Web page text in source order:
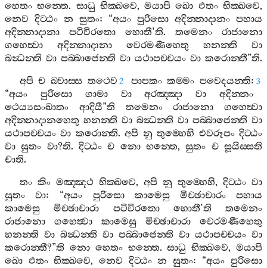
හෙතං භන‍්තෙ. සාධු භික‍්ඛවෙ,මයාපි ඛො එතං භික‍්ඛවෙ,
නෙව දිට‍්ඨං න සුතං: “අයං පුරිසො අදින‍්නාදානං පහාය
අදින‍්නාදානා
පටිවිරතො හොතී’ති. තමෙනං
රාජානො
ගහෙත්‍වා
අදින‍්නාදානා වෙරමණීහෙතු හනන‍්ති
වා
බන්‍ධන‍්ති වා පබ‍්බාජෙන‍්ති වා යථාපච‍්චයං වා කරොන‍්තී”ති.
අපි ච ඛ‍්වාස‍්ස තථෙව 2 පාපකං කම‍්මං පවෙදයන‍්ති: 3
“අයං පුරිසො ගාමා වා අරඤ‍්ඤා වා
අදින‍්නං
ථෙය්‍යසංඛාතං
ආදියී”ති තමෙනං රාජානො
ගහෙත්‍වා
අදින‍්නාදානහෙතු හනන‍්ති වා බන්‍ධන‍්ති වා පබ‍්බාජෙන‍්ති වා
යථාපච‍්චයං වා කරොන‍්ති.අපි නු තුම‍්හෙහි එවරූපං දිට‍්ඨං
වා සුතං වා?ති.දිට‍්ඨං ච නො භන‍්තෙ,සුතං ච සූයිස‍්සති
චාති.
තං කිං මඤ‍්ඤථ භික‍්ඛවෙ, අපි නු තුම‍්හෙහි, දිට‍්ඨං වා
සුතං
වා: “අයං පුරිසො කාමෙසු මිච‍්ඡාචාරං
පහාය
කාමෙසු
මිච‍්ඡාචාරා පටිවිරතො හොතී’ති
තමෙනං
රාජානො
ගහෙත්‍වා කාමෙසු මිච‍්ඡාචාරා
වෙරමණීහෙතු
හනන‍්ති වා බන්‍ධන‍්ති වා පබ‍්බාජෙන‍්ති වා යථාපච‍්චයං වා
කරොන‍්තී?”ති නො හෙතං භන‍්තෙ.සාධු භික‍්ඛවෙ,මයාපි
ඛො එතං භික‍්ඛවෙ, නෙව දිට‍්ඨං න සුතං: “අයං පුරිසො